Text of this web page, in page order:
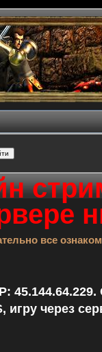
все
45.144.64.229.
игру через